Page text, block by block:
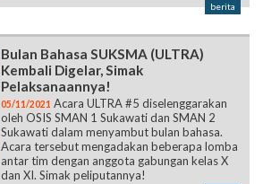
berita
Bulan Bahasa SUKSMA (ULTRA)
Kembali Digelar, Simak
Pelaksanaannya!
05/11/2021 Acara ULTRA #5 diselenggarakan
oleh OSIS SMAN 1 Sukawati dan SMAN 2
Sukawati dalam menyambut bulan bahasa.
Acara tersebut mengadakan beberapa lomba
antar tim dengan anggota gabungan kelas X
dan XI. Simak peliputannya!